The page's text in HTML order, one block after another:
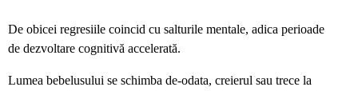
De obicei regresiile coincid cu salturile mentale, adica perioade
de dezvoltare cognitivă accelerată.
Lumea bebelusului se schimba de-odata, creierul sau trece la